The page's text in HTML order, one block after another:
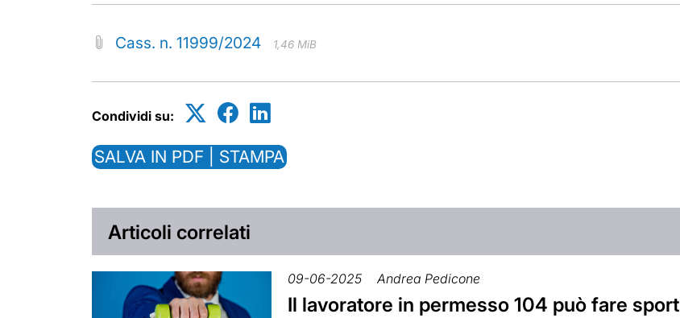
Cass. n. 11999/2024 1,46 MiB
Condividi su:
SALVA IN PDF | STAMPA
Articoli correlati
09-06-2025 Andrea Pedicone
Il lavoratore in permesso 104 può fare sport